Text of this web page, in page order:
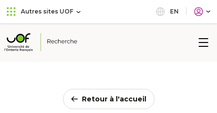
Aller
au
principal
Passer
au
Autres sites UOF EN
Université
Retour à l'accueil